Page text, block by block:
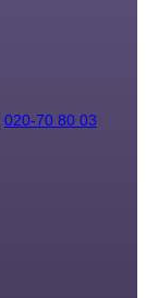
020-70 80 03